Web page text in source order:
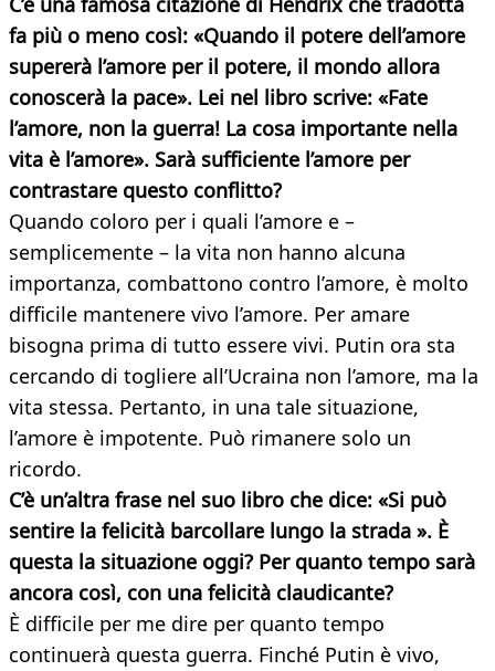
fa più o meno così: «Quando il potere dell’amore
supererà l’amore per il potere, il mondo allora
conoscerà la pace». Lei nel libro scrive: «Fate
l’amore, non la guerra! La cosa importante nella
vita è l’amore». Sarà sufficiente l’amore per
contrastare questo conflitto?
Quando coloro per i quali l’amore e –
semplicemente – la vita non hanno alcuna
importanza, combattono contro l’amore, è molto
difficile mantenere vivo l’amore. Per amare
bisogna prima di tutto essere vivi. Putin ora sta
cercando di togliere all’Ucraina non l’amore, ma la
vita stessa. Pertanto, in una tale situazione,
l’amore è impotente. Può rimanere solo un
ricordo.
C’è un’altra frase nel suo libro che dice: «Si può
sentire la felicità barcollare lungo la strada ». È
questa la situazione oggi? Per quanto tempo sarà
ancora così, con una felicità claudicante?
È difficile per me dire per quanto tempo
continuerà questa guerra. Finché Putin è vivo,